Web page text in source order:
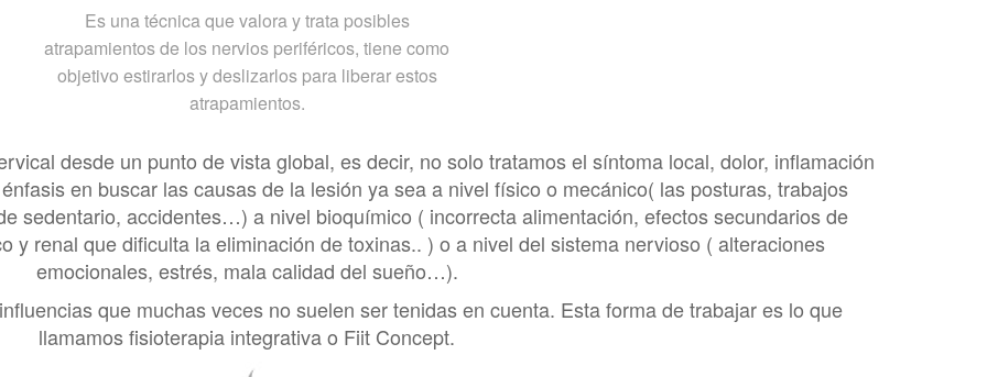
Es una técnica que valora y trata posibles
atrapamientos de los nervios periféricos, tiene como
objetivo estirarlos y deslizarlos para liberar estos
atrapamientos.
desde un punto de vista global, es decir, no solo tratamos el síntoma local, dolor, inflamación
en buscar las causas de la lesión ya sea a nivel físico o mecánico( las posturas, trabajos
sedentario, accidentes…) a nivel bioquímico ( incorrecta alimentación, efectos secundarios de
y renal que dificulta la eliminación de toxinas.. ) o a nivel del sistema nervioso ( alteraciones
emocionales, estrés, mala calidad del sueño…).
que muchas veces no suelen ser tenidas en cuenta. Esta forma de trabajar es lo que
llamamos fisioterapia integrativa o Fiit Concept.